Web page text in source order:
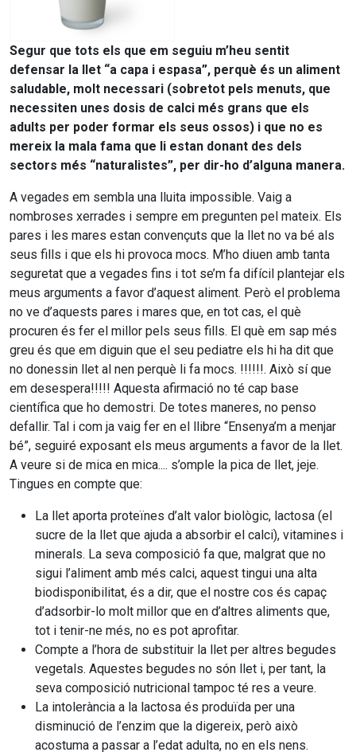
Segur que tots els que em seguiu m’heu sentit
defensar la llet “a capa i espasa”, perquè és un aliment
saludable, molt necessari (sobretot pels menuts, que
necessiten unes dosis de calci més grans que els
adults per poder formar els seus ossos) i que no es
mereix la mala fama que li estan donant des dels
sectors més “naturalistes”, per dir-ho d’alguna manera.
A vegades em sembla una lluita impossible. Vaig a
nombroses xerrades i sempre em pregunten pel mateix. Els
pares i les mares estan convençuts que la llet no va bé als
seus fills i que els hi provoca mocs. M’ho diuen amb tanta
seguretat que a vegades fins i tot se’m fa difícil plantejar els
meus arguments a favor d’aquest aliment. Però el problema
no ve d’aquests pares i mares que, en tot cas, el què
procuren és fer el millor pels seus fills. El què em sap més
greu és que em diguin que el seu pediatre els hi ha dit que
no donessin llet al nen perquè li fa mocs. !!!!!!. Això sí que
em desespera!!!!! Aquesta afirmació no té cap base
científica que ho demostri. De totes maneres, no penso
defallir. Tal i com ja vaig fer en el llibre “Ensenya’m a menjar
bé”, seguiré exposant els meus arguments a favor de la llet.
A veure si de mica en mica.... s’omple la pica de llet, jeje.
Tingues en compte que:
La llet aporta proteïnes d’alt valor biològic, lactosa (el
sucre de la llet que ajuda a absorbir el calci), vitamines i
minerals. La seva composició fa que, malgrat que no
sigui l’aliment amb més calci, aquest tingui una alta
biodisponibilitat, és a dir, que el nostre cos és capaç
d’adsorbir-lo molt millor que en d’altres aliments que,
tot i tenir-ne més, no es pot aprofitar.
Compte a l’hora de substituir la llet per altres begudes
vegetals. Aquestes begudes no són llet i, per tant, la
seva composició nutricional tampoc té res a veure.
La intolerància a la lactosa és produïda per una
disminució de l’enzim que la digereix, però això
acostuma a passar a l’edat adulta, no en els nens.